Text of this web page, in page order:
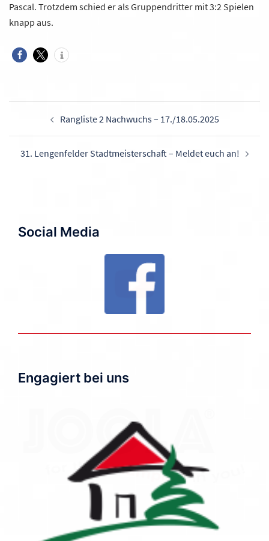
Pascal. Trotzdem schied er als Gruppendritter mit 3:2 Spielen
knapp aus.
Rangliste 2 Nachwuchs – 17./18.05.2025
31. Lengenfelder Stadtmeisterschaft – Meldet euch an!
Social Media
Engagiert bei uns